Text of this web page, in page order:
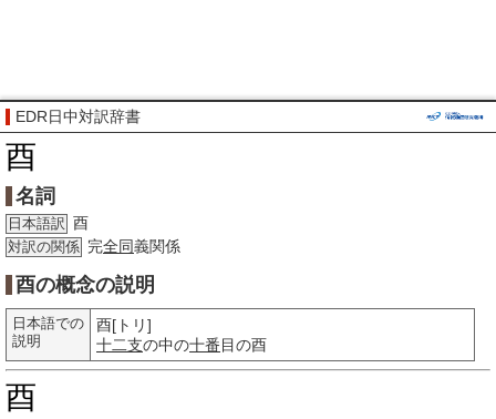
EDR日中対訳辞書
酉
名詞
日本語訳 酉
対訳の関係 完全同義関係
酉の概念の説明
日本語での
説明
酉[トリ]
十二支の中の十番目の酉
酉